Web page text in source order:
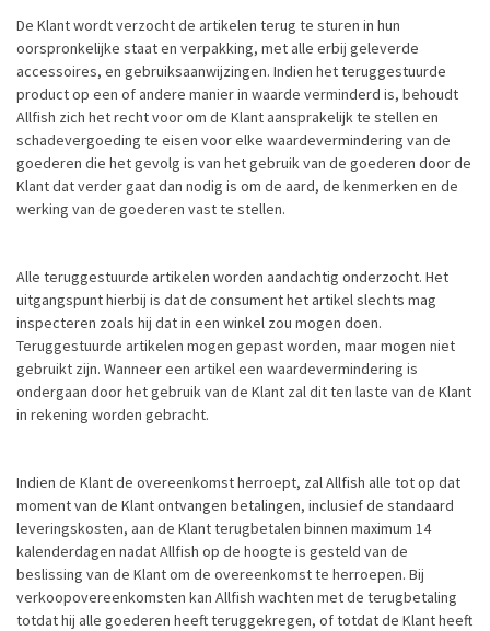
De Klant wordt verzocht de artikelen terug te sturen in hun
oorspronkelijke staat en verpakking, met alle erbij geleverde
accessoires, en gebruiksaanwijzingen. Indien het teruggestuurde
product op een of andere manier in waarde verminderd is, behoudt
Allfish zich het recht voor om de Klant aansprakelijk te stellen en
schadevergoeding te eisen voor elke waardevermindering van de
goederen die het gevolg is van het gebruik van de goederen door de
Klant dat verder gaat dan nodig is om de aard, de kenmerken en de
werking van de goederen vast te stellen.
Alle teruggestuurde artikelen worden aandachtig onderzocht. Het
uitgangspunt hierbij is dat de consument het artikel slechts mag
inspecteren zoals hij dat in een winkel zou mogen doen.
Teruggestuurde artikelen mogen gepast worden, maar mogen niet
gebruikt zijn. Wanneer een artikel een waardevermindering is
ondergaan door het gebruik van de Klant zal dit ten laste van de Klant
in rekening worden gebracht.
Indien de Klant de overeenkomst herroept, zal Allfish alle tot op dat
moment van de Klant ontvangen betalingen, inclusief de standaard
leveringskosten, aan de Klant terugbetalen binnen maximum 14
kalenderdagen nadat Allfish op de hoogte is gesteld van de
beslissing van de Klant om de overeenkomst te herroepen. Bij
verkoopovereenkomsten kan Allfish wachten met de terugbetaling
totdat hij alle goederen heeft teruggekregen, of totdat de Klant heeft